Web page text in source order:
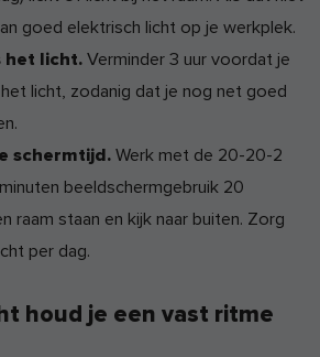
goed elektrisch licht op je werkplek.
het licht. Verminder 3 uur voordat je
licht, zodanig dat je nog net goed
schermtijd. Werk met de 20-20-2
beeldschermgebruik 20
raam staan en kijk naar buiten. Zorg
per dag.
houd je een vast ritme